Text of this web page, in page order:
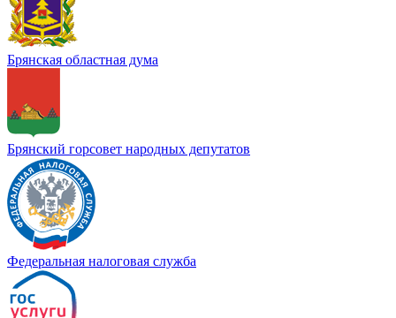
Брянская областная дума
Брянский горсовет народных депутатов
Федеральная налоговая служба